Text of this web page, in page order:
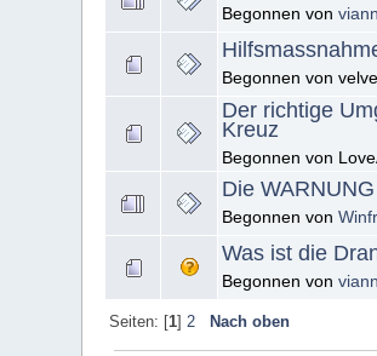
Begonnen von
Begonnen von
Der richtige
Kreuz
Begonnen von
Die WARNUNG
Begonnen von
Was ist die
Begonnen von
Seiten: [1] 2 Nach oben